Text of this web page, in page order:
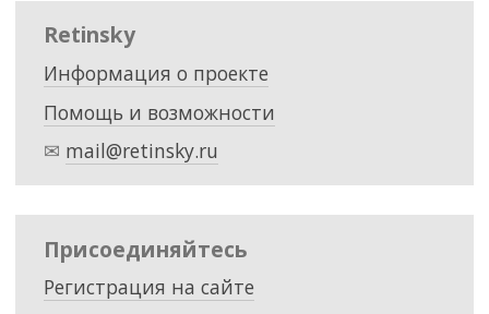
Retinsky
Информация о проекте
Помощь и возможности
✉ mail@retinsky.ru
Присоединяйтесь
Регистрация на сайте